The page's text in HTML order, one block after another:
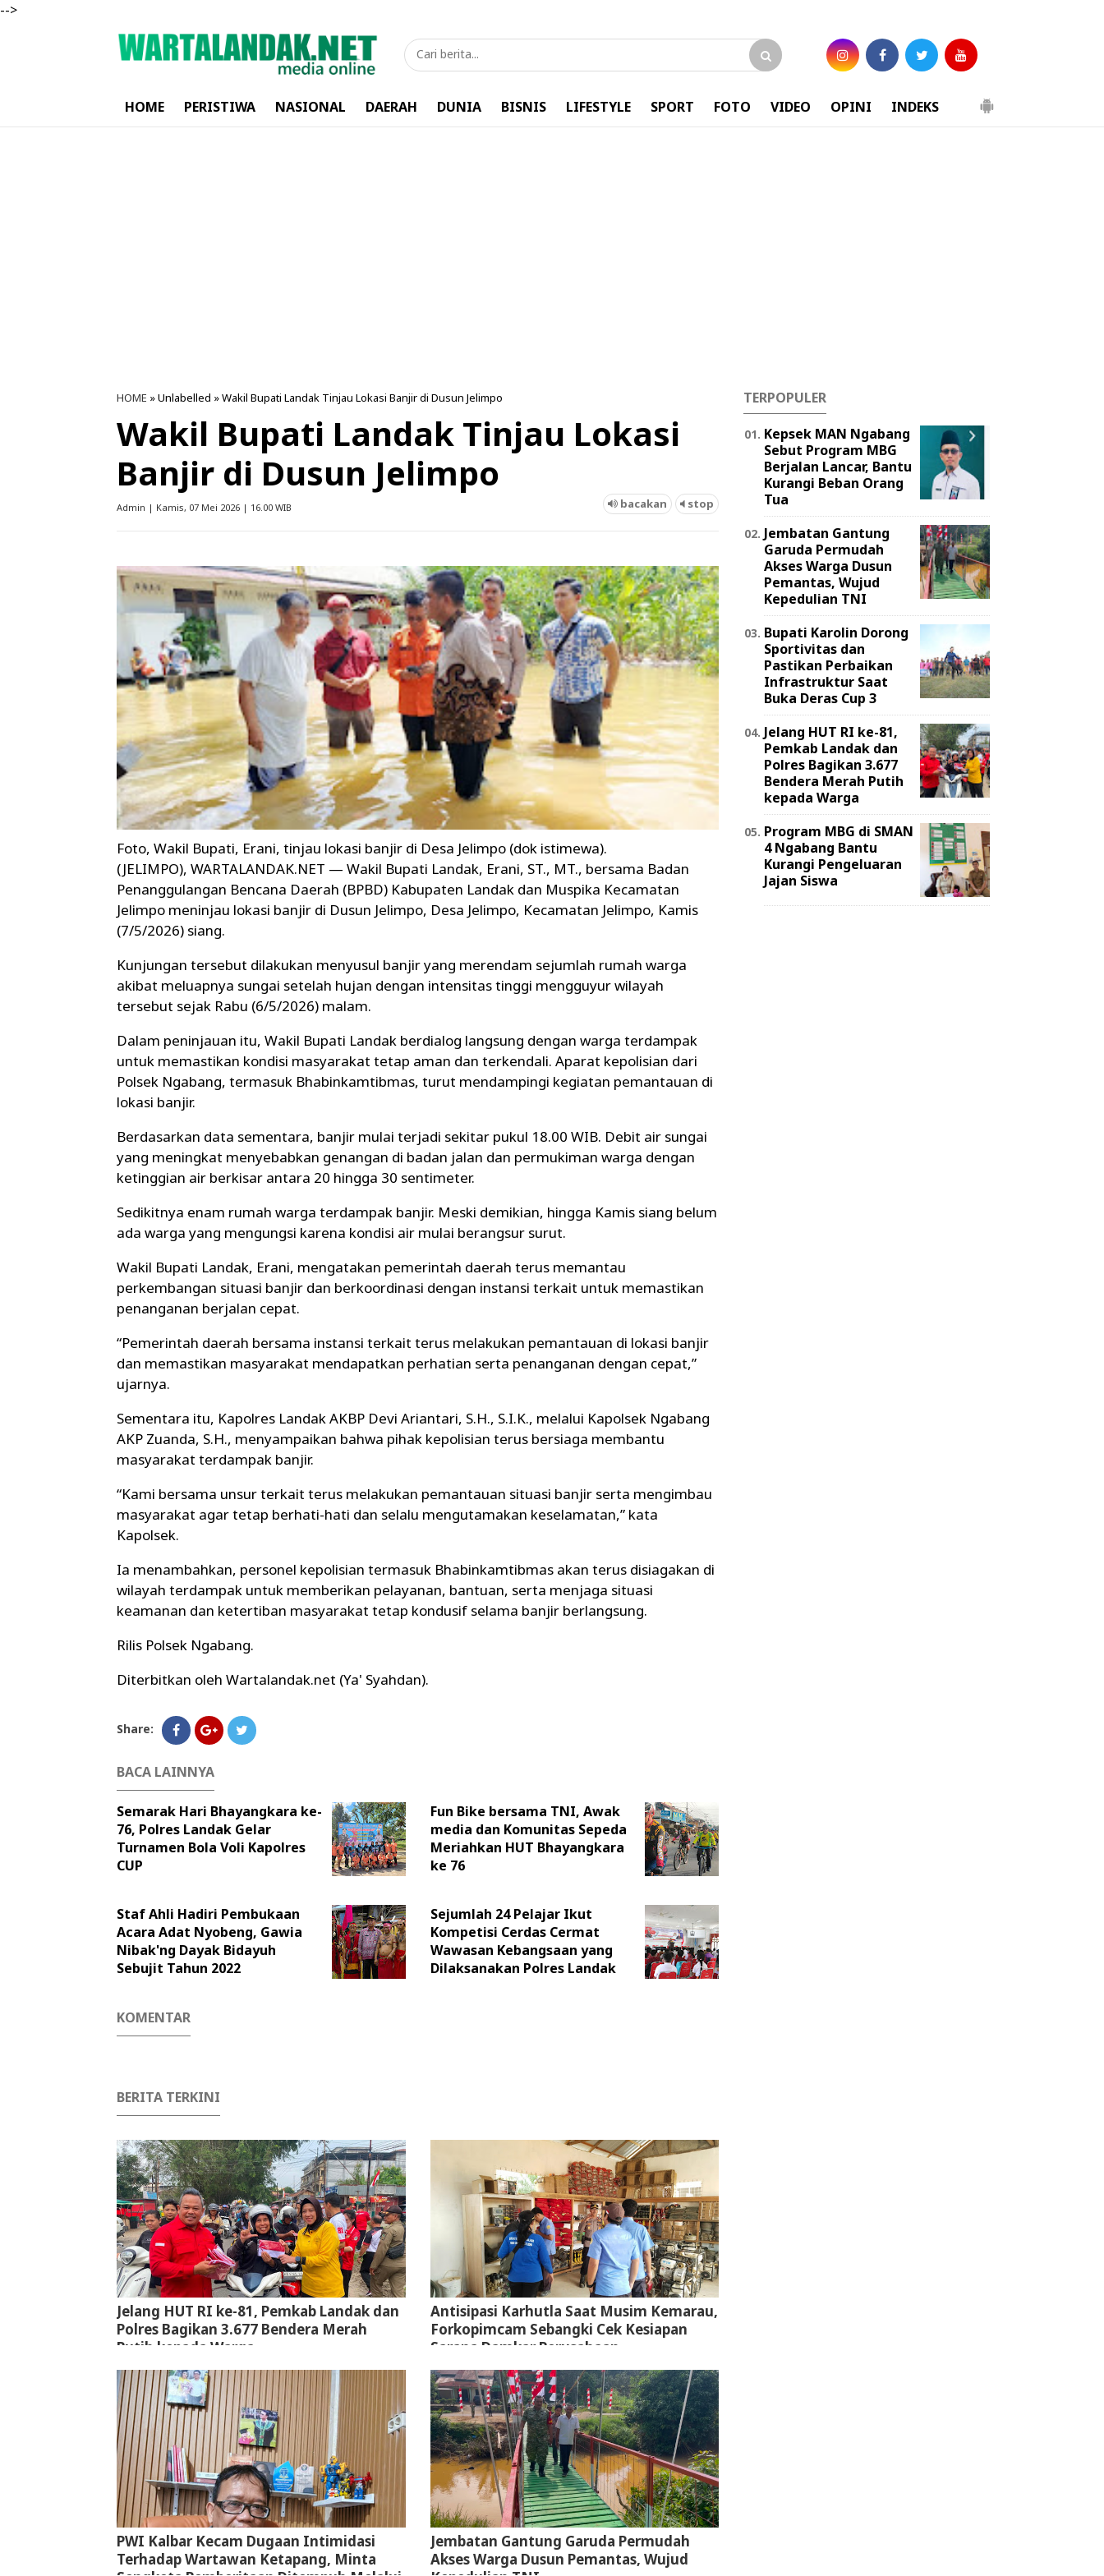
-->
HOME PERISTIWA NASIONAL DAERAH DUNIA BISNIS LIFESTYLE SPORT FOTO VIDEO OPINI INDEKS
HOME » Unlabelled » Wakil Bupati Landak Tinjau Lokasi Banjir di Dusun Jelimpo
Wakil Bupati Landak Tinjau Lokasi
Banjir di Dusun Jelimpo
Admin | Kamis, 07 Mei 2026 | 16.00 WIB bacakan stop
Foto, Wakil Bupati, Erani, tinjau lokasi banjir di Desa Jelimpo (dok istimewa).
(JELIMPO), WARTALANDAK.NET — Wakil Bupati Landak, Erani, ST., MT., bersama Badan
Penanggulangan Bencana Daerah (BPBD) Kabupaten Landak dan Muspika Kecamatan
Jelimpo meninjau lokasi banjir di Dusun Jelimpo, Desa Jelimpo, Kecamatan Jelimpo, Kamis
(7/5/2026) siang.
Kunjungan tersebut dilakukan menyusul banjir yang merendam sejumlah rumah warga
akibat meluapnya sungai setelah hujan dengan intensitas tinggi mengguyur wilayah
tersebut sejak Rabu (6/5/2026) malam.
Dalam peninjauan itu, Wakil Bupati Landak berdialog langsung dengan warga terdampak
untuk memastikan kondisi masyarakat tetap aman dan terkendali. Aparat kepolisian dari
Polsek Ngabang, termasuk Bhabinkamtibmas, turut mendampingi kegiatan pemantauan di
lokasi banjir.
Berdasarkan data sementara, banjir mulai terjadi sekitar pukul 18.00 WIB. Debit air sungai
yang meningkat menyebabkan genangan di badan jalan dan permukiman warga dengan
ketinggian air berkisar antara 20 hingga 30 sentimeter.
Sedikitnya enam rumah warga terdampak banjir. Meski demikian, hingga Kamis siang belum
ada warga yang mengungsi karena kondisi air mulai berangsur surut.
Wakil Bupati Landak, Erani, mengatakan pemerintah daerah terus memantau
perkembangan situasi banjir dan berkoordinasi dengan instansi terkait untuk memastikan
penanganan berjalan cepat.
“Pemerintah daerah bersama instansi terkait terus melakukan pemantauan di lokasi banjir
dan memastikan masyarakat mendapatkan perhatian serta penanganan dengan cepat,”
ujarnya.
Sementara itu, Kapolres Landak AKBP Devi Ariantari, S.H., S.I.K., melalui Kapolsek Ngabang
AKP Zuanda, S.H., menyampaikan bahwa pihak kepolisian terus bersiaga membantu
masyarakat terdampak banjir.
“Kami bersama unsur terkait terus melakukan pemantauan situasi banjir serta mengimbau
masyarakat agar tetap berhati-hati dan selalu mengutamakan keselamatan,” kata
Kapolsek.
Ia menambahkan, personel kepolisian termasuk Bhabinkamtibmas akan terus disiagakan di
wilayah terdampak untuk memberikan pelayanan, bantuan, serta menjaga situasi
keamanan dan ketertiban masyarakat tetap kondusif selama banjir berlangsung.
Rilis Polsek Ngabang.
Diterbitkan oleh Wartalandak.net (Ya' Syahdan).
Share:
BACA LAINNYA
Semarak Hari Bhayangkara ke-
76, Polres Landak Gelar
Turnamen Bola Voli Kapolres
CUP
Fun Bike bersama TNI, Awak
media dan Komunitas Sepeda
Meriahkan HUT Bhayangkara
ke 76
Staf Ahli Hadiri Pembukaan
Acara Adat Nyobeng, Gawia
Nibak'ng Dayak Bidayuh
Sebujit Tahun 2022
Sejumlah 24 Pelajar Ikut
Kompetisi Cerdas Cermat
Wawasan Kebangsaan yang
Dilaksanakan Polres Landak
KOMENTAR
BERITA TERKINI
Jelang HUT RI ke-81, Pemkab Landak dan
Polres Bagikan 3.677 Bendera Merah
Putih kepada Warga
Antisipasi Karhutla Saat Musim Kemarau,
Forkopimcam Sebangki Cek Kesiapan
Sarana Damkar Perusahaan
PWI Kalbar Kecam Dugaan Intimidasi
Terhadap Wartawan Ketapang, Minta
Jembatan Gantung Garuda Permudah
Akses Warga Dusun Pemantas, Wujud
TERPOPULER
Kepsek MAN Ngabang
Sebut Program MBG
Berjalan Lancar, Bantu
Kurangi Beban Orang
Tua
Jembatan Gantung
Garuda Permudah
Akses Warga Dusun
Pemantas, Wujud
Kepedulian TNI
Bupati Karolin Dorong
Sportivitas dan
Pastikan Perbaikan
Infrastruktur Saat
Buka Deras Cup 3
Jelang HUT RI ke-81,
Pemkab Landak dan
Polres Bagikan 3.677
Bendera Merah Putih
kepada Warga
Program MBG di SMAN
4 Ngabang Bantu
Kurangi Pengeluaran
Jajan Siswa